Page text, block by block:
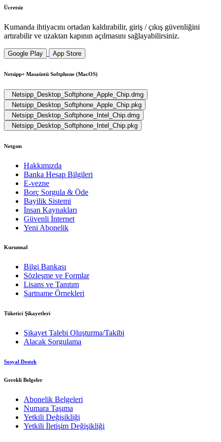
Ücretsiz
Kumanda ihtiyacını ortadan kaldırabilir, giriş / çıkış güvenliğini
artırabilir ve uzaktan kapının açılmasını sağlayabilirsiniz.
Google Play App Store
Netsipp+ Masaüstü Softphone (MacOS)
Netsipp_Desktop_Softphone_Apple_Chip.dmg
Netsipp_Desktop_Softphone_Apple_Chip.pkg
Netsipp_Desktop_Softphone_Intel_Chip.dmg
Netsipp_Desktop_Softphone_Intel_Chip.pkg
Netgsm
Hakkımızda
Banka Hesap Bilgileri
E-vezne
Borç Sorgula & Öde
Bayilik Sistemi
İnsan Kaynakları
Güvenli İnternet
Yeni Abonelik
Kurumsal
Bilgi Bankası
Sözleşme ve Formlar
Lisans ve Tanıtım
Şartname Örnekleri
Tüketici Şikayetleri
Şikayet Talebi Oluşturma/Takibi
Alacak Sorgulama
Sosyal Destek
Gerekli Belgeler
Abonelik Belgeleri
Numara Taşıma
Yetkili Değişikliği
Yetkili İletişim Değişikliği